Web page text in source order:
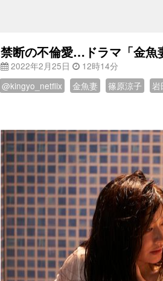
禁断の不倫愛…ドラマ「金魚
2022年2月25日
12時14分
@kingyo_netflix
金魚妻 篠原涼子 岩